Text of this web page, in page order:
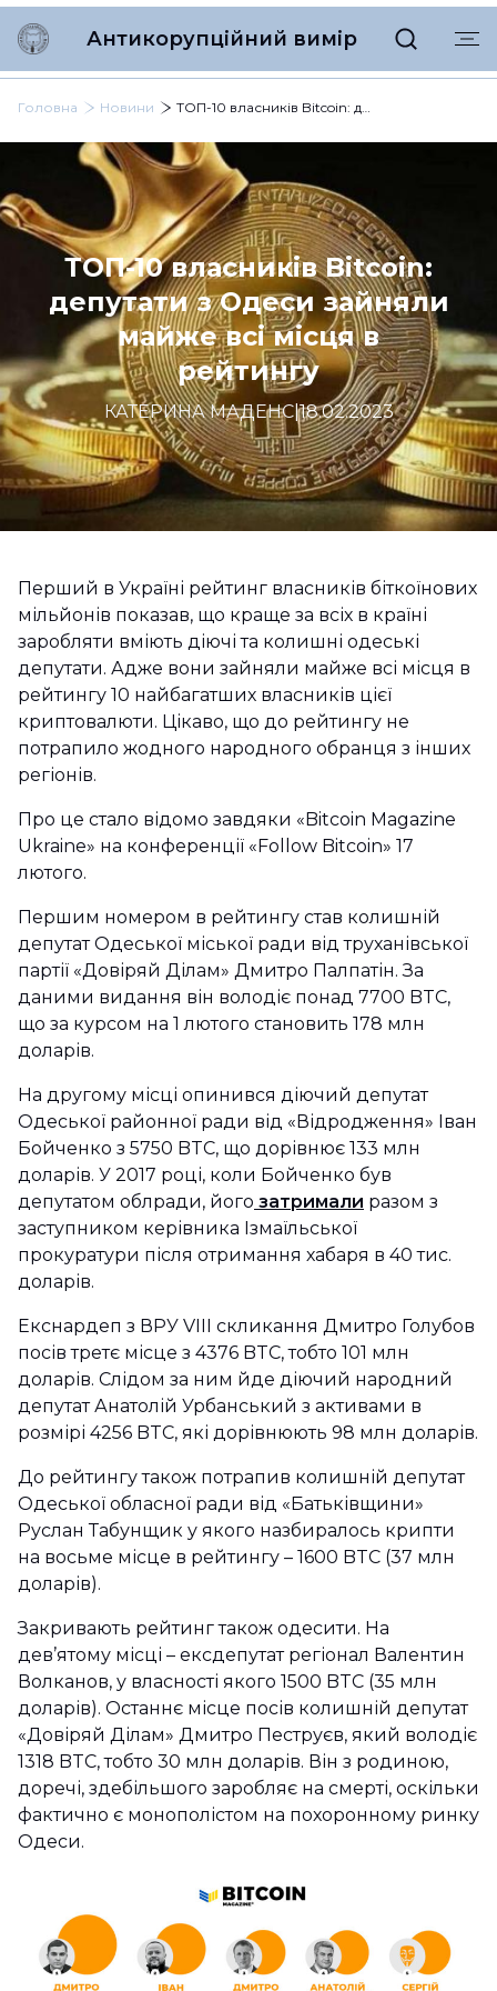
Антикорупційний вимір
Головна Новини ТОП-10 власників Bitcoin: депутати з Одеси зайняли майже всі місця в рейтингу
ТОП-10 власників Bitcoin:
депутати з Одеси зайняли
майже всі місця в
рейтингу
КАТЕРИНА МАДЕНС|18.02.2023
Перший в Україні рейтинг власників біткоїнових
мільйонів показав, що краще за всіх в країні
заробляти вміють діючі та колишні одеські
депутати. Адже вони зайняли майже всі місця в
рейтингу 10 найбагатших власників цієї
криптовалюти. Цікаво, що до рейтингу не
потрапило жодного народного обранця з інших
регіонів.
Про це стало відомо завдяки «Bitcoin Magazine
Ukraine» на конференції «Follow Bitcoin» 17
лютого.
Першим номером в рейтингу став колишній
депутат Одеської міської ради від труханівської
партії «Довіряй Ділам» Дмитро Палпатін. За
даними видання він володіє понад 7700 BTC,
що за курсом на 1 лютого становить 178 млн
доларів.
На другому місці опинився діючий депутат
Одеської районної ради від «Відродження» Іван
Бойченко з 5750 BTC, що дорівнює 133 млн
доларів. У 2017 році, коли Бойченко був
депутатом облради, його затримали разом з
заступником керівника Ізмаїльської
прокуратури після отримання хабаря в 40 тис.
доларів.
Екснардеп з ВРУ VIII скликання Дмитро Голубов
посів третє місце з 4376 BTC, тобто 101 млн
доларів. Слідом за ним йде діючий народний
депутат Анатолій Урбанський з активами в
розмірі 4256 BTC, які дорівнюють 98 млн доларів.
До рейтингу також потрапив колишній депутат
Одеської обласної ради від «Батьківщини»
Руслан Табунщик у якого назбиралось крипти
на восьме місце в рейтингу – 1600 BTC (37 млн
доларів).
Закривають рейтинг також одесити. На
дев’ятому місці – ексдепутат регіонал Валентин
Волканов, у власності якого 1500 BTC (35 млн
доларів). Останнє місце посів колишній депутат
«Довіряй Ділам» Дмитро Пеструєв, який володіє
1318 BTC, тобто 30 млн доларів. Він з родиною,
доречі, здебільшого заробляє на смерті, оскільки
фактично є монополістом на похоронному ринку
Одеси.